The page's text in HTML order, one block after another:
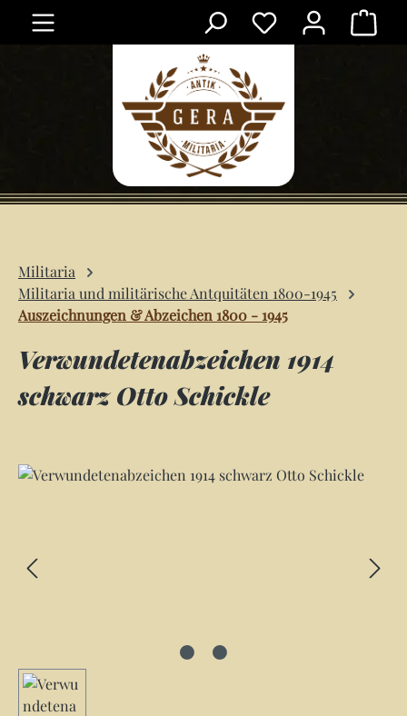
Zum Hauptinhalt springen
Militaria
Militaria und militärische Antquitäten 1800-1945
Auszeichnungen & Abzeichen 1800 - 1945
Verwundetenabzeichen 1914
schwarz Otto Schickle
Bildergalerie überspringen